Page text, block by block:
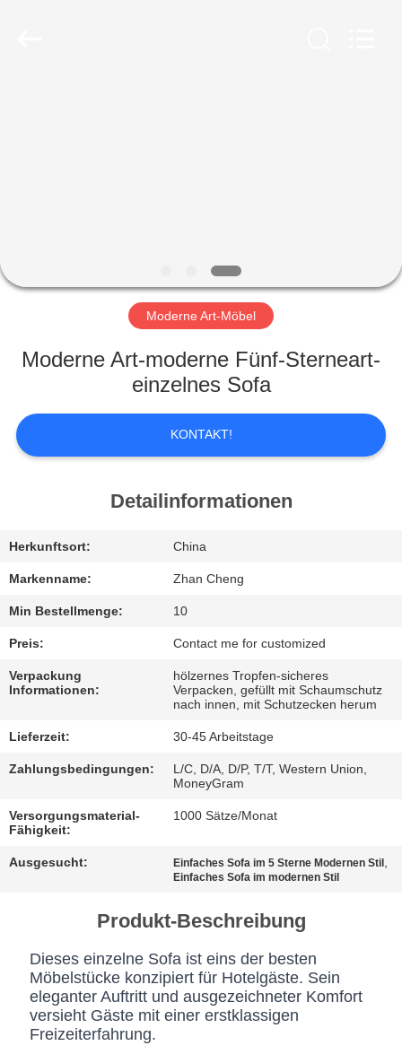
VR-
UNS
WERKSBESICHTIGUNG
BITTE
UM
EIN
ANGEBOT
DATENSCHUTZ-
BESTIMMUNGEN
Moderne Art-Möbel
Moderne Art-moderne Fünf-Sterneart-
einzelnes Sofa
KONTAKT!
Detailinformationen
Herkunftsort: China
Markenname: Zhan Cheng
Min Bestellmenge: 10
Preis: Contact me for customized
Verpackung
Informationen:
hölzernes Tropfen-sicheres
Verpacken, gefüllt mit Schaumschutz
nach innen, mit Schutzecken herum
Lieferzeit: 30-45 Arbeitstage
Zahlungsbedingungen:
L/C, D/A, D/P, T/T, Western Union,
MoneyGram
Versorgungsmaterial-
Fähigkeit:
1000 Sätze/Monat
Ausgesucht: Einfaches Sofa im 5 Sterne Modernen Stil
Einfaches Sofa im modernen Stil
Produkt-Beschreibung
Dieses einzelne Sofa ist eins der besten
Möbelstücke konzipiert für Hotelgäste. Sein
eleganter Auftritt und ausgezeichneter Komfort
versieht Gäste mit einer erstklassigen
Freizeiterfahrung.